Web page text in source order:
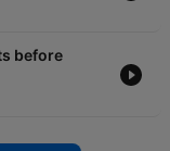
before